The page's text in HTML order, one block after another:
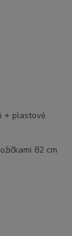
+ plastové
82 cm